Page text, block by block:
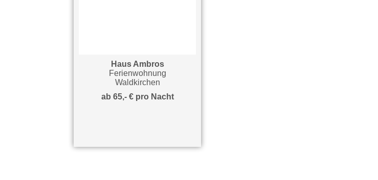
Haus Ambros
Ferienwohnung
Waldkirchen
ab 65,- € pro Nacht